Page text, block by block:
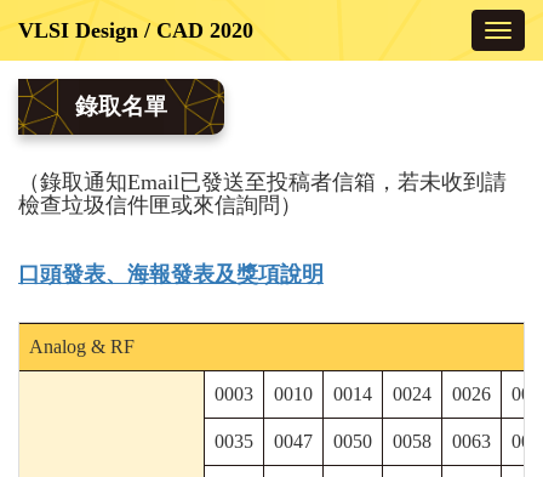
錄取名單
（錄取通知Email已發送至投稿者信箱，若未收到請
檢查垃圾信件匣或來信詢問）
口頭發表、海報發表及獎項說明
Analog & RF
0003 0010 0014 0024 0026
0035 0047 0050 0058 0063